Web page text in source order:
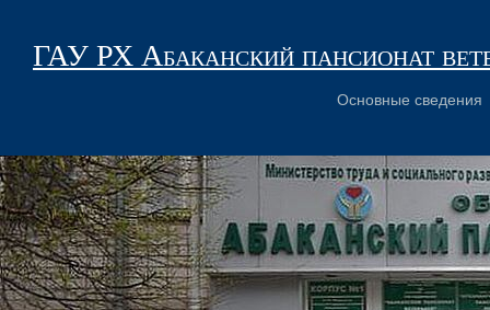
ГАУ РХ Абаканский пансионат
Основные сведения